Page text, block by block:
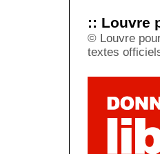
:: Louvre
© Louvre
textes